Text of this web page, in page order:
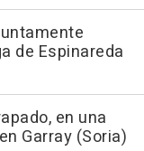
de Espinareda
en una
Garray (Soria)